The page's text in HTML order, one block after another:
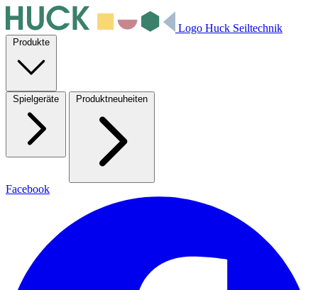
Logo Huck Seiltechnik
Produkte
Spielgeräte Produktneuheiten
Facebook